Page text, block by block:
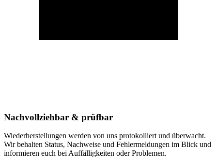
Nachvollziehbar & prüfbar
Wiederherstellungen werden von uns protokolliert und überwacht.
Wir behalten Status, Nachweise und Fehlermeldungen im Blick und
informieren euch bei Auffälligkeiten oder Problemen.